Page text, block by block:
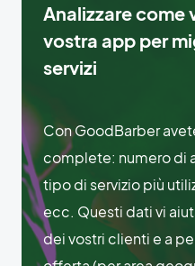
Analizzare come
vostra app per
servizi
Con GoodBarber
complete: numero di
tipo di servizio più
ecc. Questi dati vi
dei vostri clienti e a